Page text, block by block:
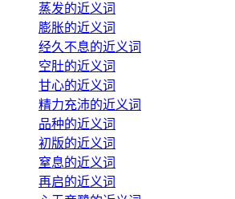
蒸发的近义词
膨胀的近义词
经久不息的近义词
空肚的近义词
甘心的近义词
精力充沛的近义词
品种的近义词
初版的近义词
窒息的近义词
再启的近义词